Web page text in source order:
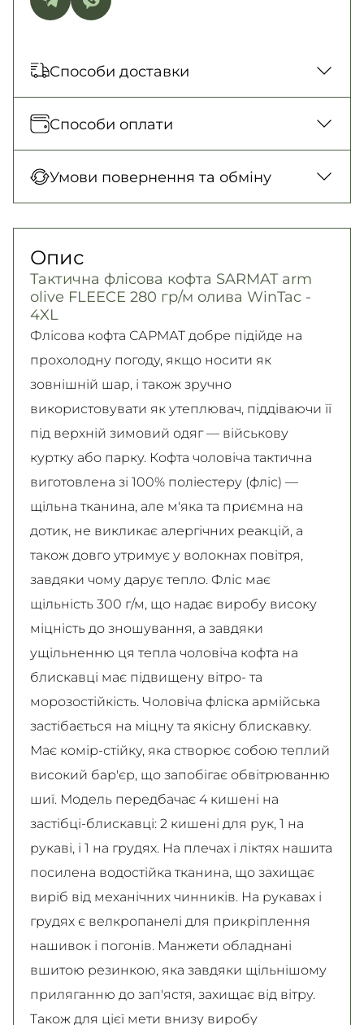
Способи доставки
Відправка кожного дня. Післяплата тільки
на замовлення від 500 грн
150 грн. / 1-2 дні
300 грн. / 1-2 дні
Самовивіз
Безкоштовно
Детальніше
Способи оплати
карткою у відділенні, Безготівковими для
Детальніше
Умови повернення та обміну
Детально про умови повернення та обміну
читайте насторінці
Детальніше
Опис
Тактична флісова кофта SARMAT arm
olive FLEECE 280 гр/м олива WinTac -
4XL
Флісова кофта САРМАТ добре підійде на
прохолодну погоду, якщо носити як
зовнішній шар, і також зручно
використовувати як утеплювач, піддіваючи її
під верхній зимовий одяг — військову
куртку або парку. Кофта чоловіча тактична
виготовлена зі 100% поліестеру (фліс) —
щільна тканина, але м'яка та приємна на
дотик, не викликає алергічних реакцій, а
також довго утримує у волокнах повітря,
завдяки чому дарує тепло. Фліс має
щільність 300 г/м, що надає виробу високу
міцність до зношування, а завдяки
ущільненню ця тепла чоловіча кофта на
блискавці має підвищену вітро- та
морозостійкість. Чоловіча фліска армійська
застібається на міцну та якісну блискавку.
Має комір-стійку, яка створює собою теплий
високий бар'єр, що запобігає обвітрюванню
шиї. Модель передбачає 4 кишені на
застібці-блискавці: 2 кишені для рук, 1 на
рукаві, і 1 на грудях. На плечах і ліктях нашита
посилена водостійка тканина, що захищає
виріб від механічних чинників. На рукавах і
грудях є велкропанелі для прикріплення
нашивок і погонів. Манжети обладнані
вшитою резинкою, яка завдяки щільнішому
приляганню до зап'ястя, захищає від вітру.
Також для цієї мети внизу виробу